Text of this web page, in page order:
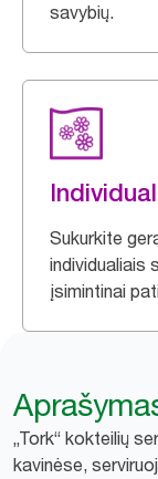
savybių.
Sukurkite
individualiais
įsimintinai
„Tork“ kokteilių
kavinėse,